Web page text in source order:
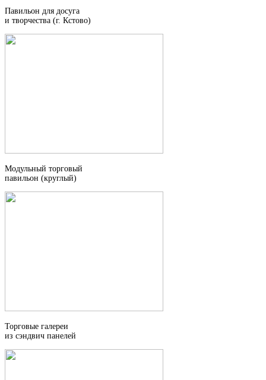
Павильон для досуга
и творчества (г. Кстово)
Модульный торговый
павильон (круглый)
Торговые галереи
из сэндвич панелей